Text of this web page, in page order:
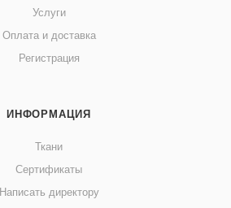
Услуги
Оплата и доставка
Регистрация
ИНФОРМАЦИЯ
Ткани
Сертификаты
Написать директору